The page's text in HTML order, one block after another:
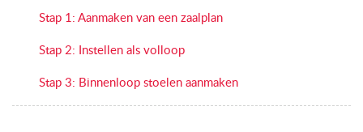
Stap 1: Aanmaken van een zaalplan
Stap 2: Instellen als volloop
Stap 3: Binnenloop stoelen aanmaken